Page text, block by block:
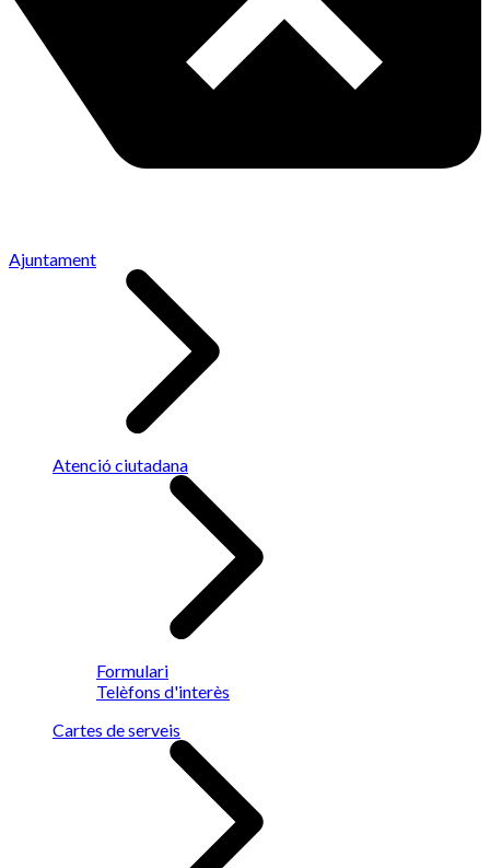
Ajuntament
Atenció ciutadana
Formulari
Telèfons d'interès
Cartes de serveis